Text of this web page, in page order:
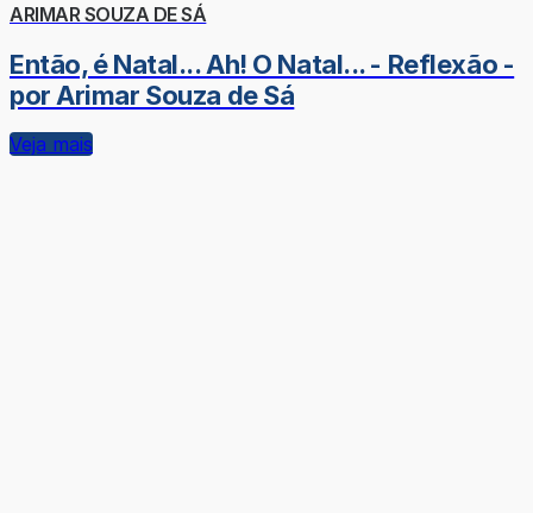
ARIMAR SOUZA DE SÁ
Então, é Natal... Ah! O Natal... - Reflexão -
por Arimar Souza de Sá
Veja mais